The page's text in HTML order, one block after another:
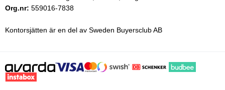
Org.nr: 559016-7838
Kontorsjätten är en del av Sweden Buyersclub AB